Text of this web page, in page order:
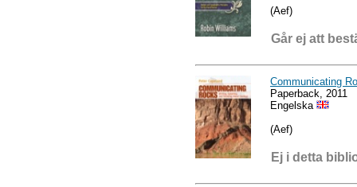
(Aef)
Går ej att
Communicating
Paperback, 2011
Engelska
(Aef)
Ej i detta